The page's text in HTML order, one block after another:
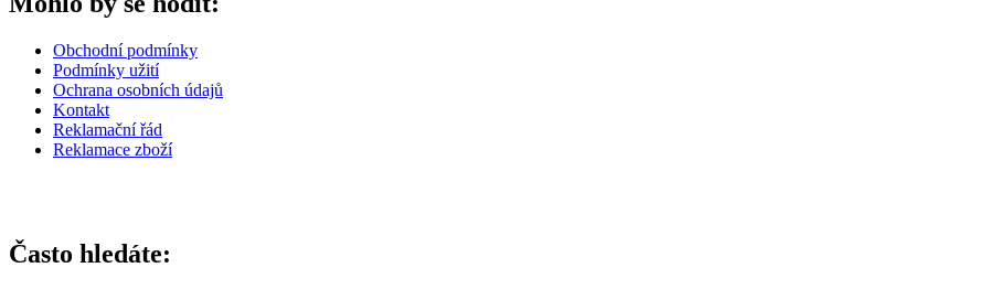
Obchodní podmínky
Podmínky užití
Ochrana osobních údajů
Kontakt
Reklamační řád
Reklamace zboží
Často hledáte: